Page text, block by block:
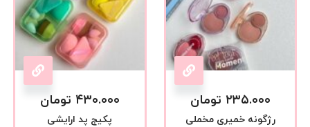
۲۳۵.۰۰۰ تومان
رژگونه خمیری مخملی
۴۳۰.۰۰۰ تومان
پکیج پد ارایشی